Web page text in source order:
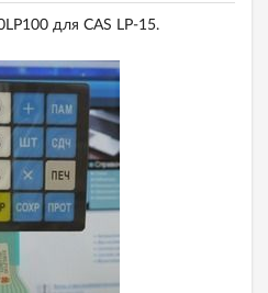
для CAS LP-15.